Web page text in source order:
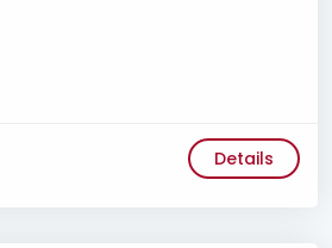
Details